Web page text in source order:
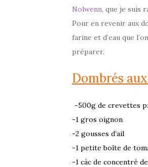
Nolwenn, que je suis
Pour en revenir aux
farine et d’eau que
préparer.
Dombrés
-500g de crevettes
-1 gros oignon
-2 gousses d’ail
-1 petite boîte de
-1 càc de concentré